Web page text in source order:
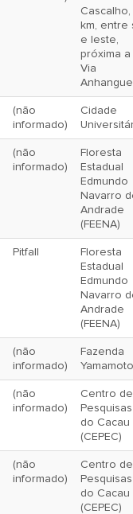
Cascalho,
km, entre
e leste,
próxima a
Via
(não
informado)
Cidade
(não
informado)
Floresta
Estadual
Edmundo
Navarro
Andrade
(FEENA)
Pitfall
Floresta
Estadual
Edmundo
Navarro
Andrade
(FEENA)
(não
informado)
Fazenda
Yamamoto
(não
informado)
Centro de
Pesquisas
do Cacau
(CEPEC)
(não
informado)
Centro de
Pesquisas
do Cacau
(CEPEC)